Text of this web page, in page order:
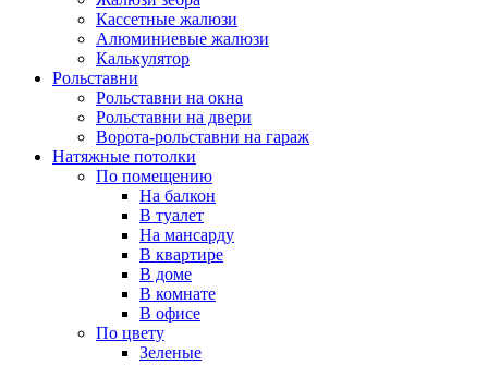
Кассетные жалюзи
Алюминиевые жалюзи
Калькулятор
Рольставни
Рольставни на окна
Рольставни на двери
Ворота-рольставни на гараж
Натяжные потолки
По помещению
На балкон
В туалет
На мансарду
В квартире
В доме
В комнате
В офисе
По цвету
Зеленые